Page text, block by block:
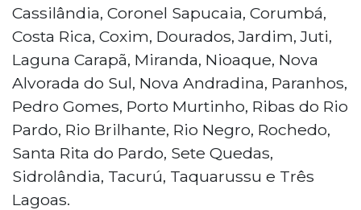
Cassilândia, Coronel Sapucaia, Corumbá,
Costa Rica, Coxim, Dourados, Jardim, Juti,
Laguna Carapã, Miranda, Nioaque, Nova
Alvorada do Sul, Nova Andradina, Paranhos,
Pedro Gomes, Porto Murtinho, Ribas do Rio
Pardo, Rio Brilhante, Rio Negro, Rochedo,
Santa Rita do Pardo, Sete Quedas,
Sidrolândia, Tacurú, Taquarussu e Três
Lagoas.